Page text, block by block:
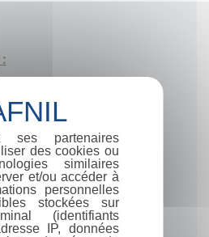
ses partenaires
des cookies ou
similaires
et/ou accéder à
personnelles
stockées sur
(identifiants
IP, données